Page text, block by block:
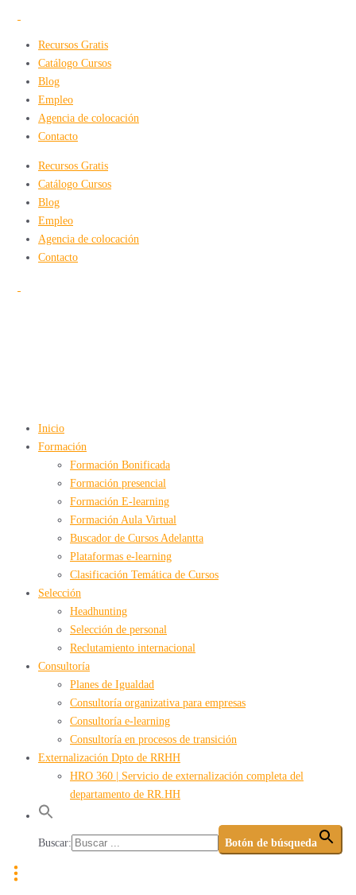
Recursos Gratis
Catálogo Cursos
Blog
Empleo
Agencia de colocación
Contacto
Recursos Gratis
Catálogo Cursos
Blog
Empleo
Agencia de colocación
Contacto
Inicio
Formación
Formación Bonificada
Formación presencial
Formación E-learning
Formación Aula Virtual
Buscador de Cursos Adelantta
Plataformas e-learning
Clasificación Temática de Cursos
Selección
Headhunting
Selección de personal
Reclutamiento internacional
Consultoría
Planes de Igualdad
Consultoría organizativa para empresas
Consultoría e-learning
Consultoría en procesos de transición
Externalización Dpto de RRHH
HRO 360 | Servicio de externalización completa del
departamento de RR.HH
Buscar: Botón de búsqueda